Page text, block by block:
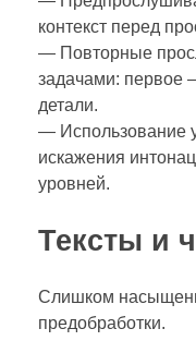
контекст перед
— Повторные
задачами:
детали.
— Использование
искажения
уровней.
Тексты и
Слишком
предобработки.